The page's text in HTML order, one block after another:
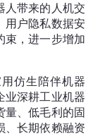
人带来的人机交
用户隐私数据安
束，进一步增加
仿生陪伴机器
业深耕工业机器
量、低毛利的固
、长期依赖融资